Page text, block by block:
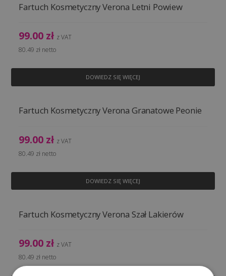
Fartuch Kosmetyczny Verona Letni Powiew
99.00 zł z VAT
80.49 zł netto
DOWIEDZ SIĘ WIĘCEJ
Fartuch Kosmetyczny Verona Granatowe Peonie
99.00 zł z VAT
80.49 zł netto
DOWIEDZ SIĘ WIĘCEJ
Fartuch Kosmetyczny Verona Szał Lakierów
99.00 zł z VAT
80.49 zł netto